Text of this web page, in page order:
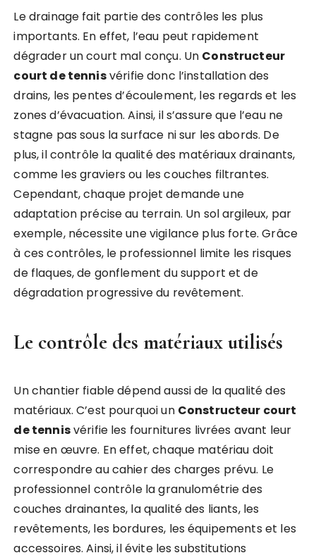
Le drainage fait partie des contrôles les plus
importants. En effet, l’eau peut rapidement
dégrader un court mal conçu. Un Constructeur
court de tennisvérifie donc l’installation des
drains, les pentes d’écoulement, les regards et les
zones d’évacuation. Ainsi, il s’assure que l’eau ne
stagne pas sous la surface ni sur les abords. De
plus, il contrôle la qualité des matériaux drainants,
comme les graviers ou les couches filtrantes.
Cependant, chaque projet demande une
adaptation précise au terrain. Un sol argileux, par
exemple, nécessite une vigilance plus forte. Grâce
à ces contrôles, le professionnel limite les risques
de flaques, de gonflement du support et de
dégradation progressive du revêtement.
Le contrôle des matériaux utilisés
Un chantier fiable dépend aussi de la qualité des
matériaux. C’est pourquoi un Constructeur court
de tennisvérifie les fournitures livrées avant leur
mise en œuvre. En effet, chaque matériau doit
correspondre au cahier des charges prévu. Le
professionnel contrôle la granulométrie des
couches drainantes, la qualité des liants, les
revêtements, les bordures, les équipements et les
accessoires. Ainsi, il évite les substitutions